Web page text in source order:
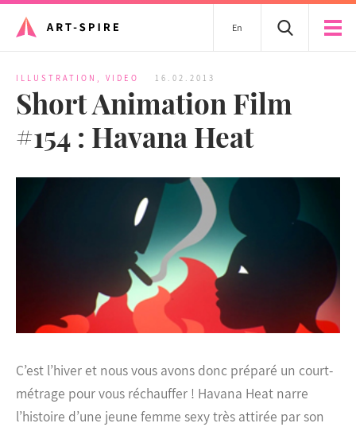
En
ILLUSTRATION , VIDEO 16.02.2013
Short Animation Film
#154 : Havana Heat
C’est l’hiver et nous vous avons donc préparé un court-
métrage pour vous réchauffer ! Havana Heat narre
l’histoire d’une jeune femme sexy très attirée par son